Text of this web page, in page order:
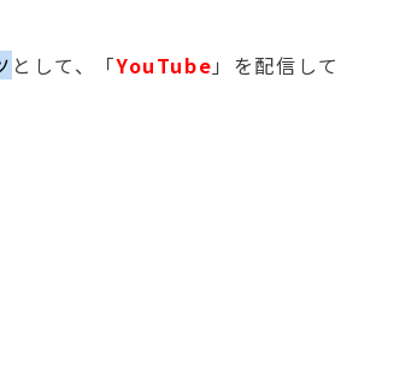
として、「YouTube 」を配信して